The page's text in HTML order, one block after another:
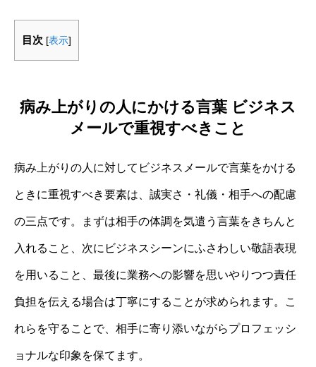
目次 [表示]
病み上がりの人にかける言葉 ビジネス
メールで重視すべきこと
病み上がりの人に対してビジネスメールで言葉をかける
ときに重視すべき要素は、誠実さ・礼儀・相手への配慮
の三点です。まずは相手の体調を気遣う言葉をきちんと
入れること、次にビジネスシーンにふさわしい敬語表現
を用いること、最後に業務への影響を思いやりつつ責任
負担を伝える場合は丁寧にすることが求められます。こ
れらを守ることで、相手に寄り添いながらプロフェッシ
ョナルな印象を保てます。